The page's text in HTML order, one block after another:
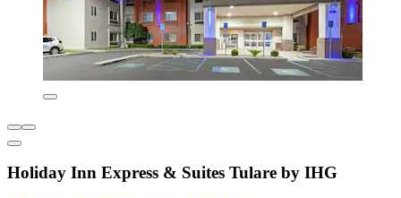
Holiday Inn Express & Suites Tulare by IHG